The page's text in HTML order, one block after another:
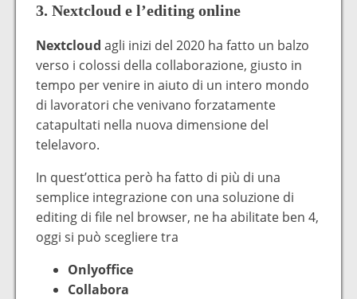
3. Nextcloud e l’editing online
Nextcloud agli inizi del 2020 ha fatto un balzo
verso i colossi della collaborazione, giusto in
tempo per venire in aiuto di un intero mondo
di lavoratori che venivano forzatamente
catapultati nella nuova dimensione del
telelavoro.
In quest’ottica però ha fatto di più di una
semplice integrazione con una soluzione di
editing di file nel browser, ne ha abilitate ben 4,
oggi si può scegliere tra
Onlyoffice
Collabora